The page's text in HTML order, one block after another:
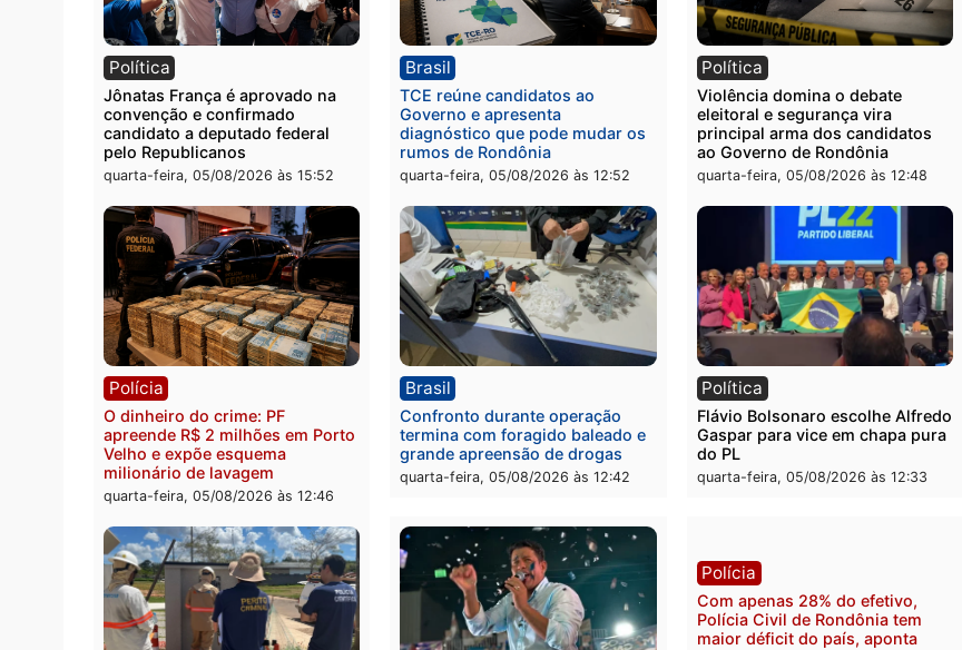
Polícia
Homem é preso com drogas
durante ação da PM no
Castanheira
quinta-feira, 06/08/2026 às 09:02
Polícia
Polícia Civil prende dois homens
por tortura, tráfico e posse de
arma em Itapuã
quinta-feira, 06/08/2026 às 08:59
Polícia
Homem é preso após
de picanha e reagir a
em supermercado
quinta-feira, 06/08/2026
Política
Jônatas França é aprovado na
convenção e confirmado
pelo Republicanos
quarta-feira, 05/08/2026 às 15:52
Brasil
TCE reúne candidatos ao
rumos de Rondônia
quarta-feira, 05/08/2026 às 12:52
Política
Violência domina o